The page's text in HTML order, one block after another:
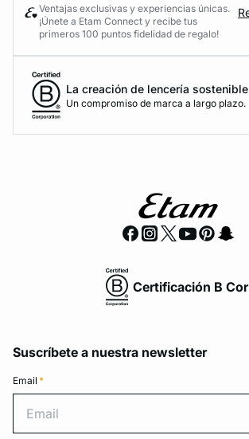
Ventajas exclusivas y experiencias únicas.
¡Únete a Etam Connect y recibe tus
primeros 100 puntos fidelidad de regalo!
La creación de lencería
Un compromiso de marca a largo plazo.
Certificación B
Suscríbete a nuestra newsletter
Email *